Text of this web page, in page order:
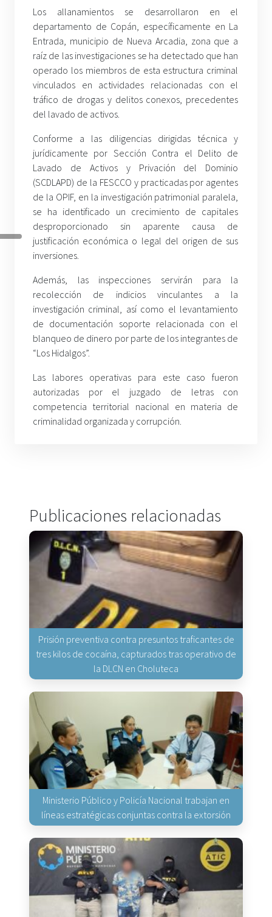
Los allanamientos se desarrollaron en el
departamento de Copán, específicamente en La
Entrada, municipio de Nueva Arcadia, zona que a
raíz de las investigaciones se ha detectado que han
operado los miembros de esta estructura criminal
vinculados en actividades relacionadas con el
tráfico de drogas y delitos conexos, precedentes
del lavado de activos.
Conforme a las diligencias dirigidas técnica y
jurídicamente por Sección Contra el Delito de
Lavado de Activos y Privación del Dominio
(SCDLAPD) de la FESCCO y practicadas por agentes
de la OPIF, en la investigación patrimonial paralela,
se ha identificado un crecimiento de capitales
desproporcionado sin aparente causa de
justificación económica o legal del origen de sus
inversiones.
Además, las inspecciones servirán para la
recolección de indicios vinculantes a la
investigación criminal, así como el levantamiento
de documentación soporte relacionada con el
blanqueo de dinero por parte de los integrantes de
“Los Hidalgos”.
Las labores operativas para este caso fueron
autorizadas por el juzgado de letras con
competencia territorial nacional en materia de
criminalidad organizada y corrupción.
Publicaciones relacionadas
Prisión preventiva contra presuntos traficantes de
tres kilos de cocaína, capturados tras operativo de
la DLCN en Choluteca
Ministerio Público y Policía Nacional trabajan en
líneas estratégicas conjuntas contra la extorsión